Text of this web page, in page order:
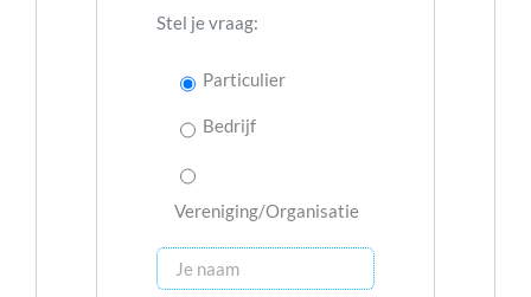
Stel je vraag:
Particulier
Bedrijf
Vereniging/Organisatie